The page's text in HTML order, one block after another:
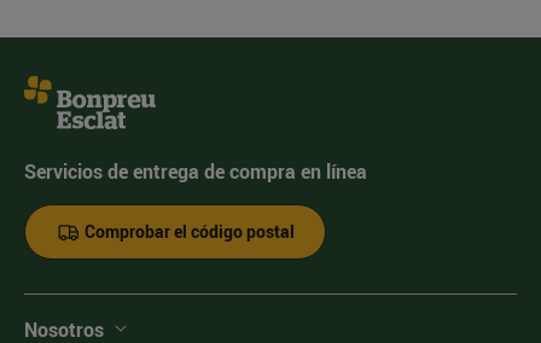
Servicios de entrega de compra en línea
Comprobar el código postal
Nosotros